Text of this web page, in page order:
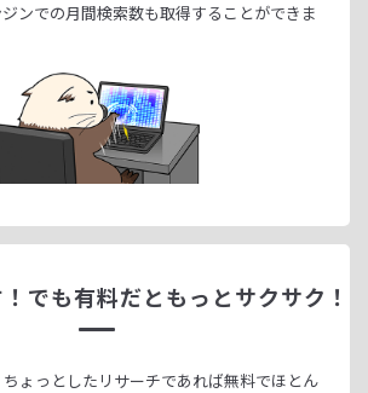
ンでの月間検索数も取得することができま
でも有料だともっとサクサク！
ょっとしたリサーチであれば無料でほとん